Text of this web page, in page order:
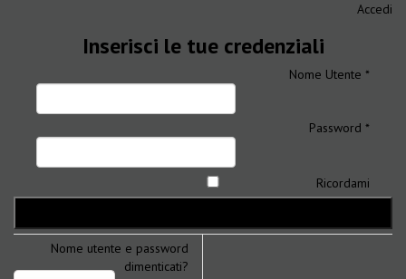
Accedi
Inserisci le tue credenziali
Nome Utente *
Password *
Ricordami
Nome utente e password
dimenticati?